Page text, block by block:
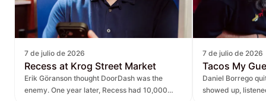
7 de julio de 2026
Recess at Krog Street Market
Erik Göranson thought DoorDash was the
enemy. One year later, Recess had 10,000
7 de julio de 2026
Tacos My
Daniel Borrego
showed up,